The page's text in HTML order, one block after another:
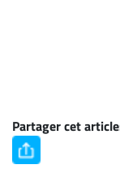
Partager cet